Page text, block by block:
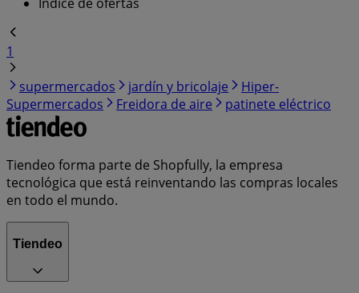
Índice de ofertas
1
supermercados
jardín y bricolaje
Hiper-
Supermercados
Freidora de aire patinete eléctrico
Tiendeo forma parte de Shopfully, la empresa
tecnológica que está reinventando las compras locales
en todo el mundo.
Tiendeo